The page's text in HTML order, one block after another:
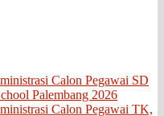
Calon Pegawai SD
Palembang 2026
Calon Pegawai TK,